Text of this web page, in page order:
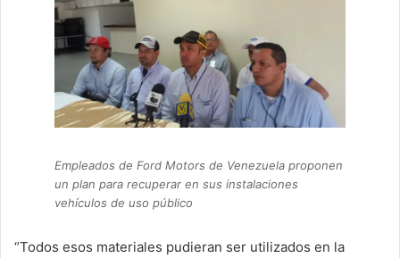
Empleados de Ford Motors de Venezuela proponen
un plan para recuperar en sus instalaciones
vehículos de uso público
“Todos esos materiales pudieran ser utilizados en la